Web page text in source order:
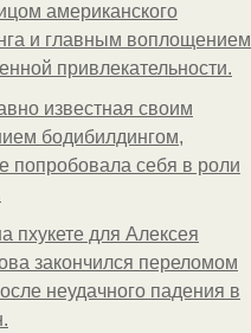
американского
и главным воплощением
привлекательности.
известная своим
бодибилдингом,
попробовала себя в роли
пхукете для Алексея
закончился переломом
неудачного падения в